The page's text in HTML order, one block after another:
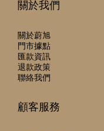
關於我們
關於蔚旭
門市據點
匯款資訊
退款政策
聯絡我們
顧客服務